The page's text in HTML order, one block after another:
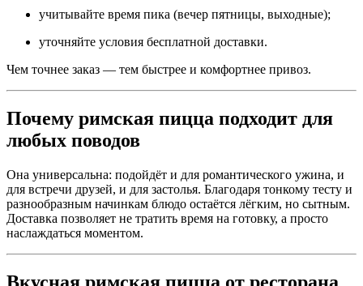
учитывайте время пика (вечер пятницы, выходные);
уточняйте условия бесплатной доставки.
Чем точнее заказ — тем быстрее и комфортнее привоз.
Почему римская пицца подходит для
любых поводов
Она универсальна: подойдёт и для романтического ужина, и
для встречи друзей, и для застолья. Благодаря тонкому тесту и
разнообразным начинкам блюдо остаётся лёгким, но сытным.
Доставка позволяет не тратить время на готовку, а просто
наслаждаться моментом.